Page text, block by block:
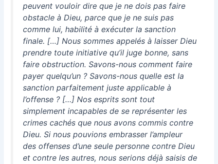
peuvent vouloir dire que je ne dois pas faire
obstacle à Dieu, parce que je ne suis pas
comme lui, habilité à exécuter la sanction
finale. […] Nous sommes appelés à laisser Dieu
prendre toute initiative qu’il juge bonne, sans
faire obstruction. Savons-nous comment faire
payer quelqu’un ? Savons-nous quelle est la
sanction parfaitement juste applicable à
l’offense ? […] Nos esprits sont tout
simplement incapables de se représenter les
crimes cachés que nous avons commis contre
Dieu. Si nous pouvions embrasser l’ampleur
des offenses d’une seule personne contre Dieu
et contre les autres, nous serions déjà saisis de